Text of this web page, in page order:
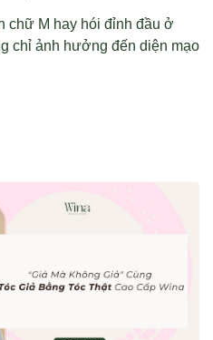
chữ M hay hói đỉnh đầu ở
chỉ ảnh hưởng đến diện mạo